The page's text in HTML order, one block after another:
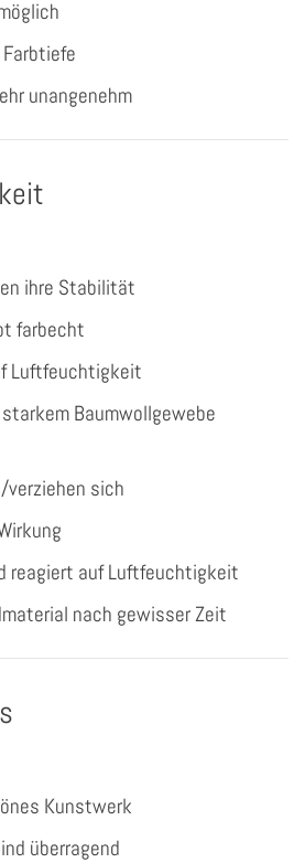
unangenehm
ihre Stabilität
farbecht
Luftfeuchtigkeit
Baumwollgewebe
verziehen sich
reagiert auf Luftfeuchtigkeit
nach gewisser Zeit
Kunstwerk
überragend